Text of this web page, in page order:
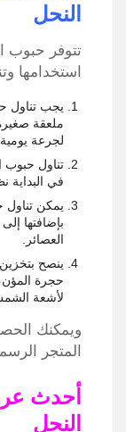
النحل
تتوفر حبوب
استخدامها
يجب تناول
ملعقة
لجرعة
تناول حبوب
في البداية
يمكن تناول
بإضافتها
العصائر.
ينصح
حجرة
لأشعة
ويمكنك
المتجر
أحدث
النحل